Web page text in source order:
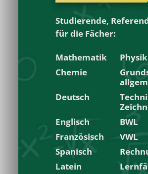
Studierende,
für die Fächer:
Mathematik
Physik
Chemie
Deutsch
Englisch
BWL
Französisch
VWL
Spanisch
Latein